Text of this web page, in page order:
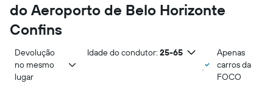
do Aeroporto de Belo Horizonte
Confins
Devolução
no mesmo
lugar
Idade do condutor: 25-65
Apenas
carros da
FOCO